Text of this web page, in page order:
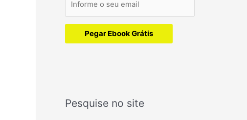
Pegar Ebook Grátis
Pesquise no site